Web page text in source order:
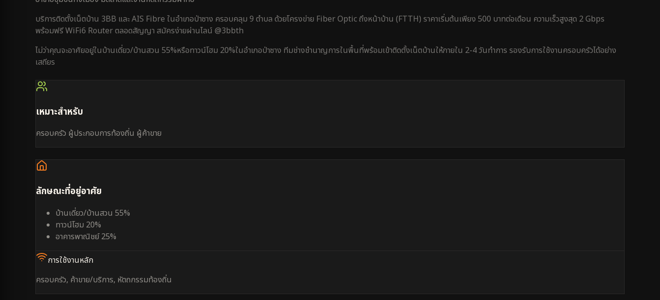
บริการติดตั้งเน็ตบ้าน 3BB และ AIS Fibre ในอำเภอป่าซาง ครอบคลุม 9 ตำบล ด้วยโครงข่าย Fiber Optic ถึงหน้าบ้าน (FTTH) ราคาเริ่มต้นเพียง 500 บาทต่อเดือน ความเร็วสูงสุด 2 Gbps
พร้อมฟรี WiFi6 Router ตลอดสัญญา สมัครง่ายผ่านไลน์ @3bbth
ไม่ว่าคุณจะอาศัยอยู่ในบ้านเดี่ยว/บ้านสวน 55%หรือทาวน์โฮม 20%ในอำเภอป่าซาง ทีมช่างชำนาญการในพื้นที่พร้อมเข้าติดตั้งเน็ตบ้านให้ภายใน 2-4 วันทำการ รองรับการใช้งานครอบครัวได้อย่าง
เสถียร
เหมาะสำหรับ
ครอบครัว ผู้ประกอบการท้องถิ่น ผู้ค้าขาย
ลักษณะที่อยู่อาศัย
บ้านเดี่ยว/บ้านสวน 55%
ทาวน์โฮม 20%
อาคารพาณิชย์ 25%
การใช้งานหลัก
ครอบครัว, ค้าขาย/บริการ, หัตถกรรมท้องถิ่น